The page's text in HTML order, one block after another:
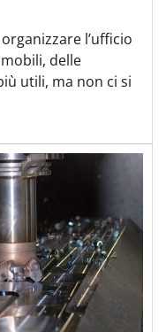
l’ufficio
delle
utili, ma non ci si